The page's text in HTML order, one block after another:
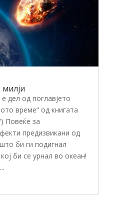
дел од поглавјето
време“ од книгата
Повеќе за
предизвикани од
би ги подигнал
би се урнал во океан!